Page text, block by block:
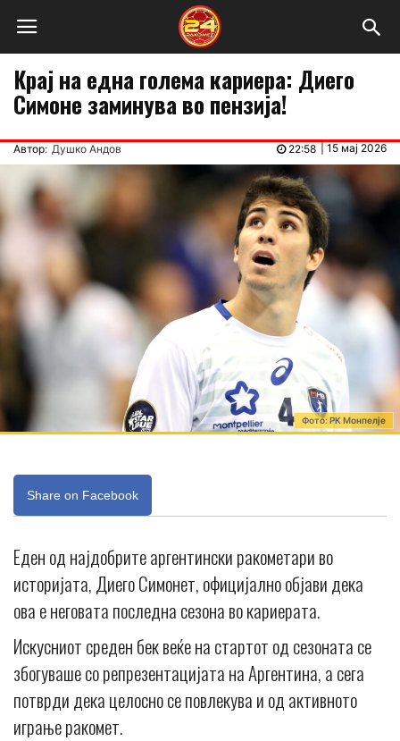
Крај на една голема кариера: Диего
Симоне заминува во пензија!
Автор: Душко Андов 15 мај 2026
22:58
Фото: РК Монпелје
Share on Facebook
Еден од најдобрите аргентински ракометари во
историјата, Диего Симонет, официјално објави дека
ова е неговата последна сезона во кариерата.
Искусниот среден бек веќе на стартот од сезоната се
збогуваше со репрезентацијата на Аргентина, а сега
потврди дека целосно се повлекува и од активното
играње ракомет.